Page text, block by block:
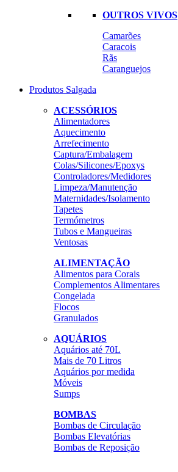
OUTROS VIVOS
Camarões
Caracois
Rãs
Caranguejos
Produtos Salgada
ACESSÓRIOS
Alimentadores
Aquecimento
Arrefecimento
Captura/Embalagem
Colas/Silicones/Epoxys
Controladores/Medidores
Limpeza/Manutenção
Maternidades/Isolamento
Tapetes
Termómetros
Tubos e Mangueiras
Ventosas
ALIMENTAÇÃO
Alimentos para Corais
Complementos Alimentares
Congelada
Flocos
Granulados
AQUÁRIOS
Aquários até 70L
Mais de 70 Litros
Aquários por medida
Móveis
Sumps
BOMBAS
Bombas de Circulação
Bombas Elevatórias
Bombas de Reposição